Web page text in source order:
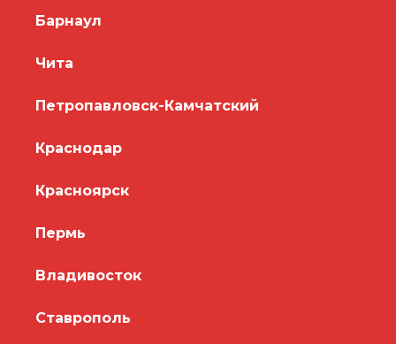
Барнаул
Чита
Петропавловск-Камчатский
Краснодар
Красноярск
Пермь
Владивосток
Ставрополь